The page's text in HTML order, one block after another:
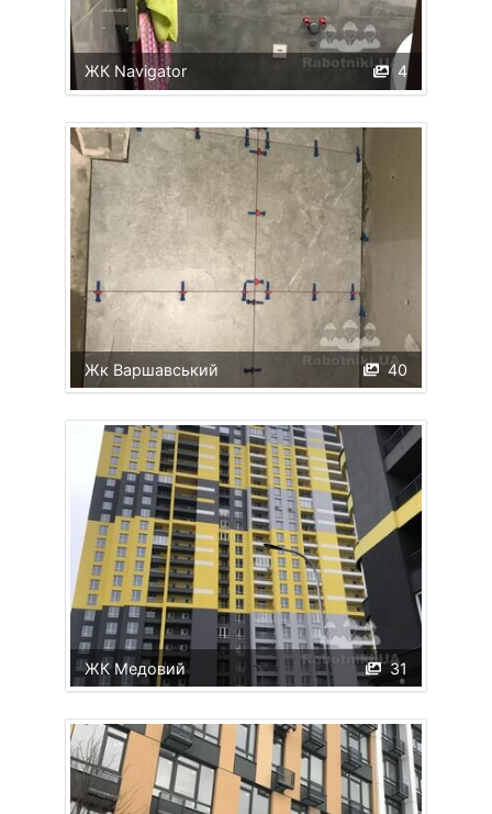
4
ЖК Navigator
40
Жк Варшавський
31
ЖК Медовий